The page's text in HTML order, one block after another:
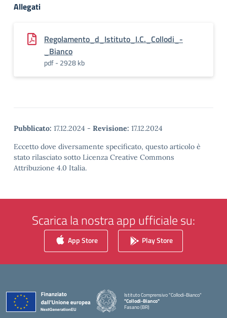
Allegati
Regolamento_d_Istituto_I.C._Collodi_-
_Bianco
pdf - 2928 kb
Pubblicato: 17.12.2024 - Revisione: 17.12.2024
Eccetto dove diversamente specificato, questo articolo è
stato rilasciato sotto Licenza Creative Commons
Attribuzione 4.0 Italia.
Scarica la nostra app ufficiale su:
App Store Play Store
Istituto Comprensivo "Collodi-Bianco"
"Collodi-Bianco"
Fasano (BR)